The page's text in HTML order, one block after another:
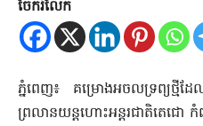
ចែករំលែក
ភ្នំពេញ៖ គម្រោងអចលទ្រព្យថ្មី
ព្រលានយន្តហោះអន្តរជាតិតេជ